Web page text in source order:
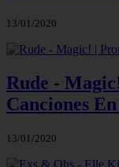
13/01/2020
Rude -
Canciones
13/01/2020